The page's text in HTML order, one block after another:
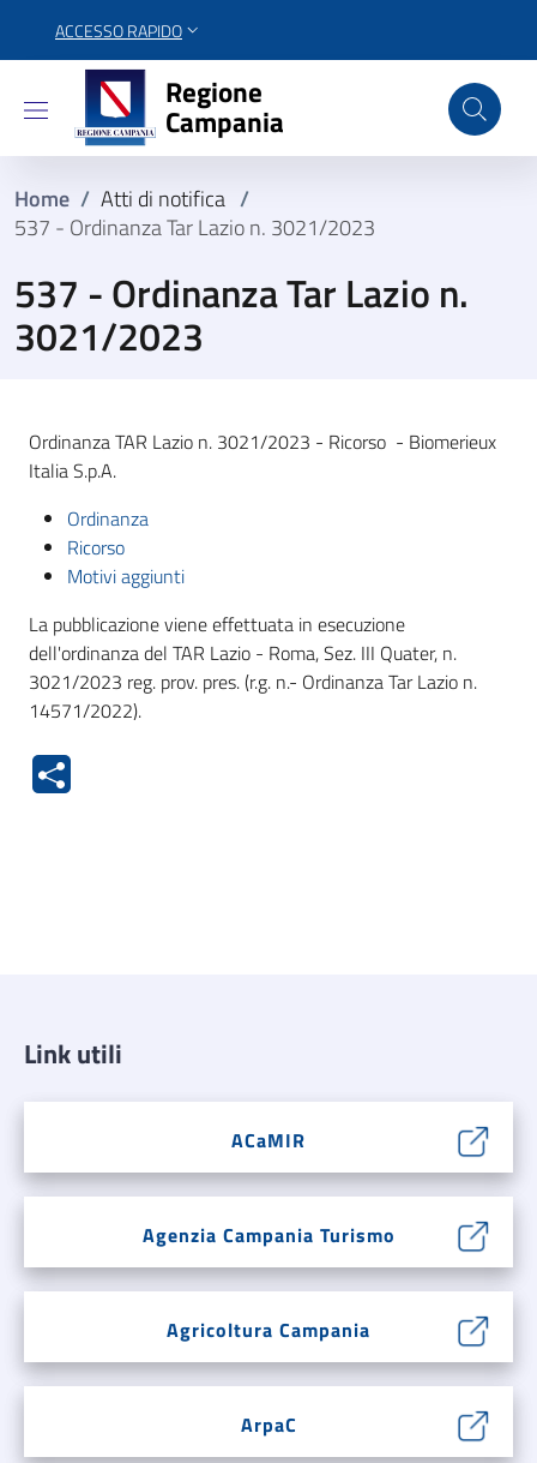
ACCESSO RAPIDO
Regione Campania
Regione
Campania
Home / Atti di notifica /
537 - Ordinanza Tar Lazio n. 3021/2023
537 - Ordinanza Tar Lazio n.
3021/2023
Ordinanza TAR Lazio n. 3021/2023 - Ricorso - Biomerieux
Italia S.p.A.
Ordinanza
Ricorso
Motivi aggiunti
La pubblicazione viene effettuata in esecuzione
dell'ordinanza del TAR Lazio - Roma, Sez. III Quater, n.
3021/2023 reg. prov. pres. (r.g. n.- Ordinanza Tar Lazio n.
14571/2022).
Link utili
ACaMIR
Agenzia Campania Turismo
Agricoltura Campania
ArpaC